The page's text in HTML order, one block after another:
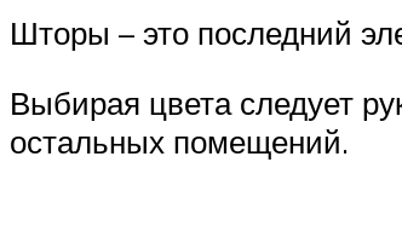
Шторы – это последний
Выбирая цвета следует
остальных помещений.